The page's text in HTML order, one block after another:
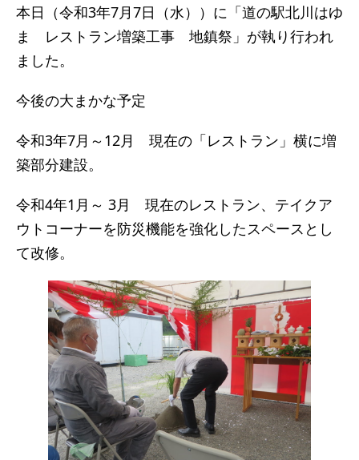
本日（令和3年7月7日（水））に「道の駅北川はゆ
ま レストラン増築工事 地鎮祭」が執り行われ
ました。
今後の大まかな予定
令和3年7月～12月 現在の「レストラン」横に増
築部分建設。
令和4年1月～ 3月 現在のレストラン、テイクア
ウトコーナーを防災機能を強化したスペースとし
て改修。